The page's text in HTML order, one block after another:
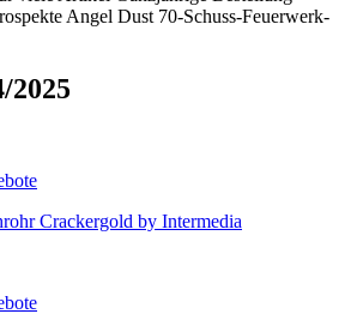
Angel Dust 70-Schuss-Feuerwerk-
2025
Crackergold by Intermedia